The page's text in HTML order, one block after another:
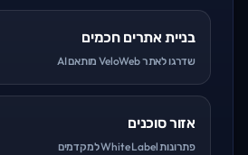
בניית אתרים חכמים
שדרגו לאתר VeloWeb מותאם AI
אזור סוכנים
פתרונות White Label למקדמים